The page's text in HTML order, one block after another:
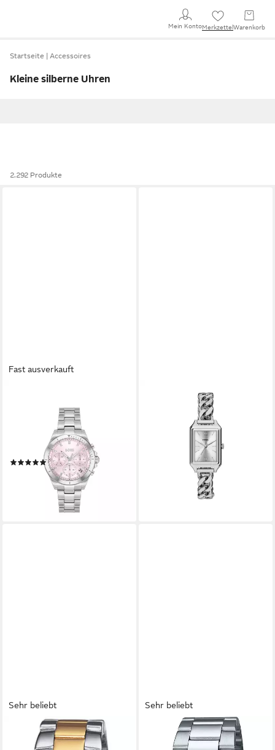
Mein KontoMerkzettel Warenkorb
Startseite Accessoires
Kleine silberne Uhren
2.292 Produkte
Fast ausverkauft
Multifunktionsuhr ALLEY
1502825, Quarzuhr,
Armbanduhr, Damenuhr,
Edelstahlarmband, analog, Tag
(2)
329,00 €
lieferbar - in 1-2 Werktagen bei dir
Quarzuhr Raquel ES5477,
Armbanduhr, Damenuhr,
Edelstahlarmband, analog
lieferbar - in 1-2 Werktagen bei dir
Sehr beliebt
CASIO TIMELESS COLLECTION
Quarzuhr LTP-1234PSG-
Sehr beliebt
CASIO TIMELESS COLLECTION
Quarzuhr MTP-1302PE-